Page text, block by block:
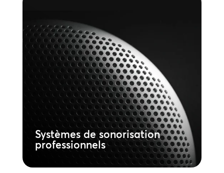
Systèmes de sonorisation
professionnels
Systèmes de sonorisation
professionnels
Orchestrez une expérience de marque
unifiée sur tous les sites. Nous concevons
et déployons des systèmes de
sonorisation d’entreprise qui offrent un
son cohérent et de haute fidélité, conçu
pour s’adapter à l’échelle et à la fiabilité.
En savoir plus